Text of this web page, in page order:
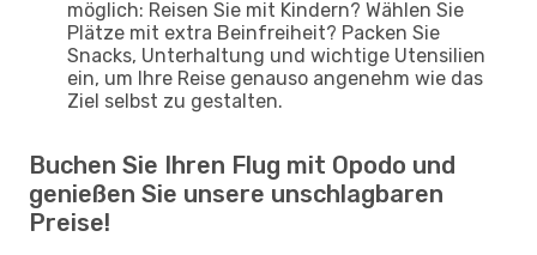
möglich: Reisen Sie mit Kindern? Wählen Sie
Plätze mit extra Beinfreiheit? Packen Sie
Snacks, Unterhaltung und wichtige Utensilien
ein, um Ihre Reise genauso angenehm wie das
Ziel selbst zu gestalten.
Buchen Sie Ihren Flug mit Opodo und
genießen Sie unsere unschlagbaren
Preise!